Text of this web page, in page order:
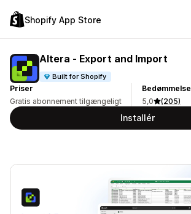
Shopify App Store
Altera ‑ Export and Import
Built for Shopify
Priser
Gratis abonnement tilgængeligt
Bedømmelse
5,0
(205)
Installér